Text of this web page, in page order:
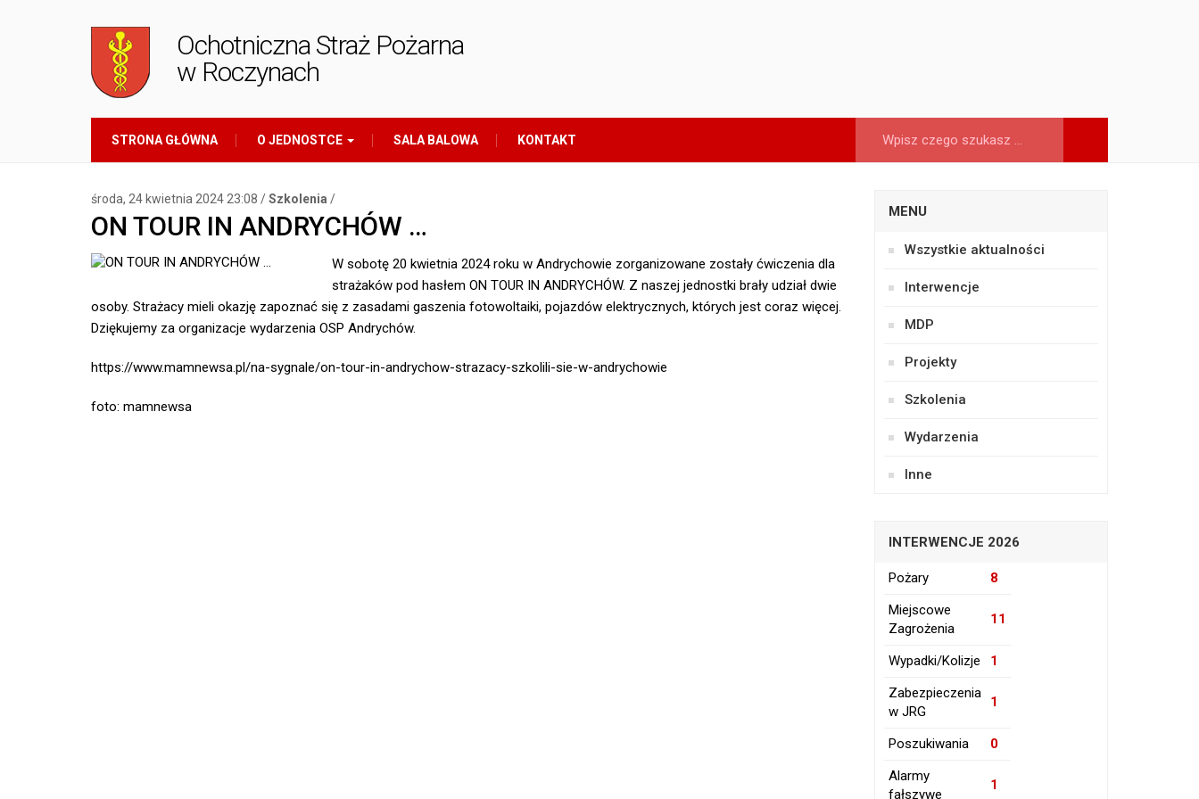
Ochotniczna Straż Pożarna
w Roczynach
STRONA GŁÓWNA O JEDNOSTCE SALA BALOWA KONTAKT
środa, 24 kwietnia 2024 23:08 /Szkolenia /
ON TOUR IN ANDRYCHÓW …
W sobotę 20 kwietnia 2024 roku w Andrychowie zorganizowane zostały ćwiczenia dla
strażaków pod hasłem ON TOUR IN ANDRYCHÓW. Z naszej jednostki brały udział dwie
osoby. Strażacy mieli okazję zapoznać się z zasadami gaszenia fotowoltaiki, pojazdów elektrycznych, których jest coraz więcej.
Dziękujemy za organizacje wydarzenia OSP Andrychów.
https://www.mamnewsa.pl/na-sygnale/on-tour-in-andrychow-strazacy-szkolili-sie-w-andrychowie
foto: mamnewsa
MENU
Wszystkie aktualności
Interwencje
MDP
Projekty
Szkolenia
Wydarzenia
Inne
INTERWENCJE 2026
Pożary
8
Miejscowe
Zagrożenia
11
Wypadki/Kolizje
1
Zabezpieczenia
w JRG
1
Poszukiwania
0
Alarmy
fałszywe
1